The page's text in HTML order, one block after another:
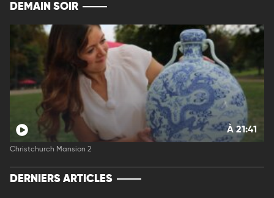
DEMAIN SOIR
À 21:41
Christchurch Mansion 2
DERNIERS ARTICLES